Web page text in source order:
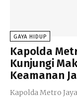
GAYA HIDUP
Kapolda
Kunjungi
Keamanan
Kapolda Metro